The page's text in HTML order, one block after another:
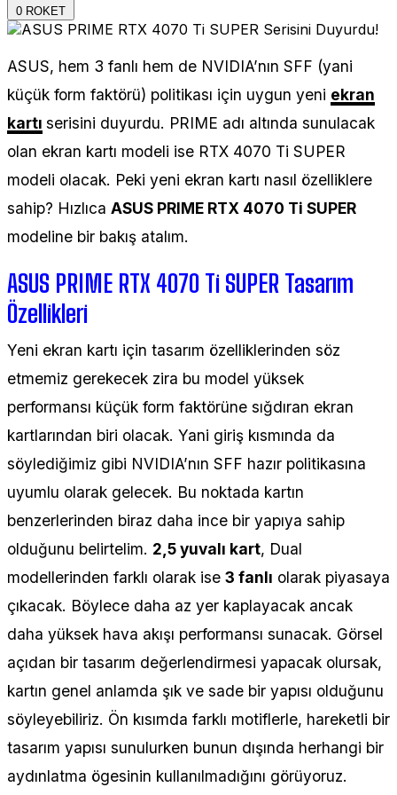
0 ROKET
ASUS, hem 3 fanlı hem de NVIDIA’nın SFF (yani
küçük form faktörü) politikası için uygun yeni ekran
kartı serisini duyurdu. PRIME adı altında sunulacak
olan ekran kartı modeli ise RTX 4070 Ti SUPER
modeli olacak. Peki yeni ekran kartı nasıl özelliklere
sahip? Hızlıca ASUS PRIME RTX 4070 Ti SUPER
modeline bir bakış atalım.
ASUS PRIME RTX 4070 Ti SUPER Tasarım
Özellikleri
Yeni ekran kartı için tasarım özelliklerinden söz
etmemiz gerekecek zira bu model yüksek
performansı küçük form faktörüne sığdıran ekran
kartlarından biri olacak. Yani giriş kısmında da
söylediğimiz gibi NVIDIA’nın SFF hazır politikasına
uyumlu olarak gelecek. Bu noktada kartın
benzerlerinden biraz daha ince bir yapıya sahip
olduğunu belirtelim. 2,5 yuvalı kart, Dual
modellerinden farklı olarak ise 3 fanlı olarak piyasaya
çıkacak. Böylece daha az yer kaplayacak ancak
daha yüksek hava akışı performansı sunacak. Görsel
açıdan bir tasarım değerlendirmesi yapacak olursak,
kartın genel anlamda şık ve sade bir yapısı olduğunu
söyleyebiliriz. Ön kısımda farklı motiflerle, hareketli bir
tasarım yapısı sunulurken bunun dışında herhangi bir
aydınlatma ögesinin kullanılmadığını görüyoruz.